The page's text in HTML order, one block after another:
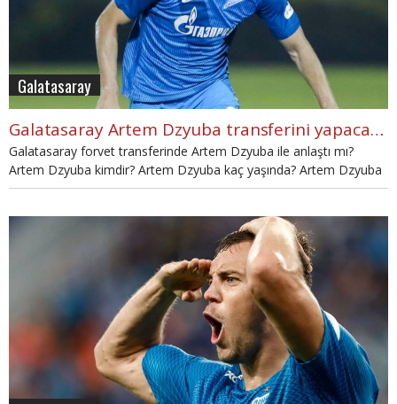
Galatasaray
Galatasaray Artem Dzyuba transferini yapacak mı? Artem Dzyuba kimdir?
Galatasaray forvet transferinde Artem Dzyuba ile anlaştı mı?
Artem Dzyuba kimdir? Artem Dzyuba kaç yaşında? Artem Dzyuba
golleri ve merak edilen detaylar bu haberde.